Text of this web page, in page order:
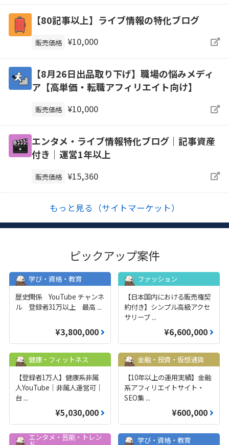
【80記事以上】ライブ情報の特化ブログ
販売価格 ¥10,000
【8月26日出品取り下げ】職場の悩みメディ
ア【高単価・転職アフィリエイト向け】
販売価格 ¥10,000
エンタメ・ライブ情報特化ブログ｜記事資産
付き｜運営1年以上
販売価格 ¥15,360
もっと見る（サイトマーケット）
ピックアップ案件
学び・資格・教育
歴史関係 YouTube チャンネ
ル 登録者31万以上 最高 ...
¥3,800,000
ファッション
【日本国内における販売権契
約付き】シンプル高級アクセ
サリーブ ...
¥6,600,000
健康・フィットネス
【登録者1万人】健康系非属
人YouTube｜非属人運営可｜
台 ...
¥5,030,000
金融・投資・仮想通貨
【10年以上の運用実績】金融
系アフィリエイトサイト・
SEO集 ...
¥600,000
エンタメ・芸能・トレン 学び・資格・教育